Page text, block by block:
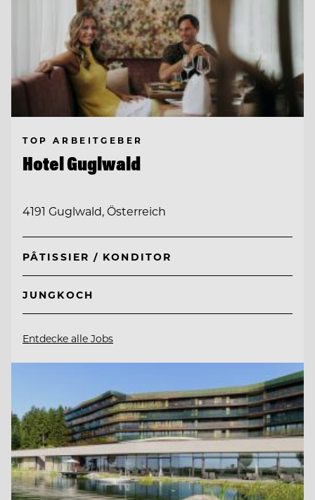
TOP ARBEITGEBER
Hotel Guglwald
4191 Guglwald, Österreich
PÂTISSIER / KONDITOR
JUNGKOCH
Entdecke alle Jobs